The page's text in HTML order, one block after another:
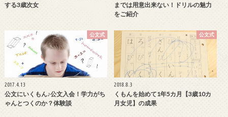
する3歳次女
までは用意出来ない！ドリルの魅力
をご紹介
公文式
2017.4.13
公文にいくもん♪公文入会！学力がち
ゃんとつくのか？体験談
公文式
2018.8.3
くもんを始めて1年5カ月【3歳10カ
月女児】の成果